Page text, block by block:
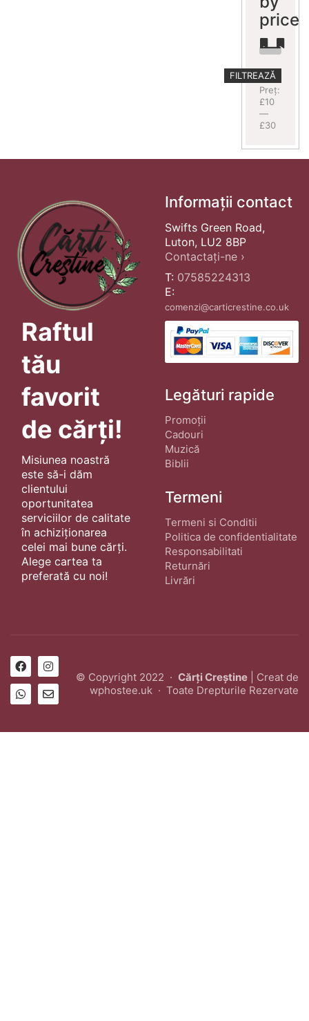
price
Preț
minim
Preț
maxim
FILTREAZĂ
Preț:
£10
—
£30
Raftul
tău
favorit
de cărți!
Misiunea noastră
este să-i dăm
clientului
oportunitatea
serviciilor de calitate
în achiziționarea
celei mai bune cărți.
Alege cartea ta
preferată cu noi!
Informații contact
Swifts Green Road,
Luton, LU2 8BP
Contactați-ne ›
T: 07585224313
E:
comenzi@carticrestine.co.uk
Legături rapide
Promoții
Cadouri
Muzică
Biblii
Termeni
Termeni si Conditii
Politica de confidentialitate
Responsabilitati
Returnări
Livrări
© Copyright 2022 · Cărți Creștine | Creat de
wphostee.uk · Toate Drepturile Rezervate